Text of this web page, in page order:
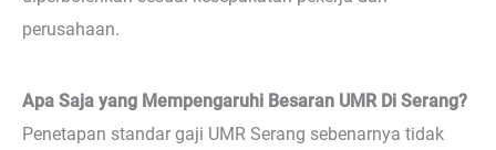
perusahaan.
Apa Saja yang Mempengaruhi Besaran UMR Di Serang?
Penetapan standar gaji UMR Serang sebenarnya tidak